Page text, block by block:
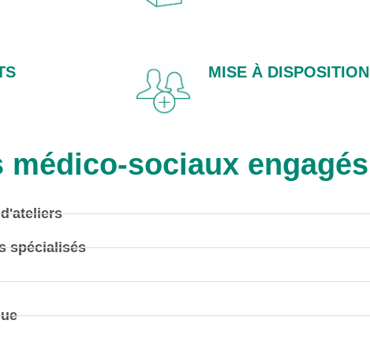
MISE À DISPOSITION
sociaux engagés
spécialisés